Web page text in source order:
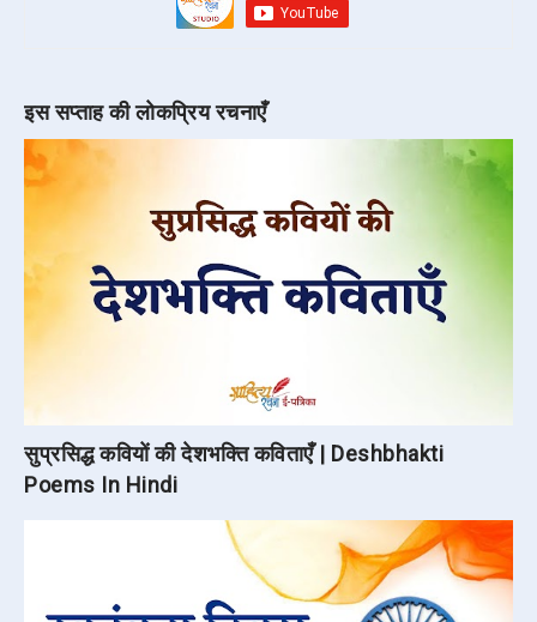
इस सप्ताह की लोकप्रिय रचनाएँ
सुप्रसिद्ध कवियों की देशभक्ति कविताएँ | Deshbhakti
Poems In Hindi